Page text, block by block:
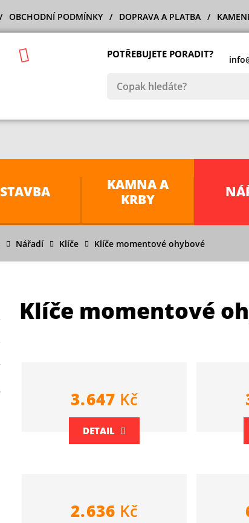
OBCHODNÍ PODMÍNKY DOPRAVA A PLATBA
POTŘEBUJETE PORADIT?
STAVBA
KAMNA A
KRBY
Nářadí Klíče Klíče momentové ohybové
Klíče momentové
3.647 Kč
DETAIL
2.636 Kč